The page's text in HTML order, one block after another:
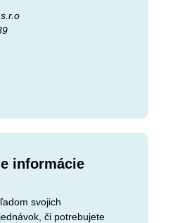
informácie
svojich
či potrebujete